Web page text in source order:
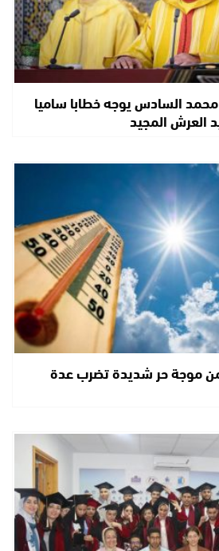
السادس يوجه خطابا ساميا
العرش المجيد
من موجة حر شديدة تضرب عدة